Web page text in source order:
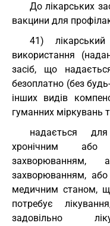
До лікарських
вакцини для
41)
використання
засіб, що
безоплатно (без
інших видів
гуманних міркувань
надається
хронічним або
захворюванням,
захворюванням,
медичним станом,
потребує
задовільно